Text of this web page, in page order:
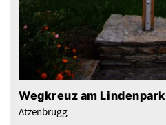
Wegkreuz am Lindenpark
Atzenbrugg